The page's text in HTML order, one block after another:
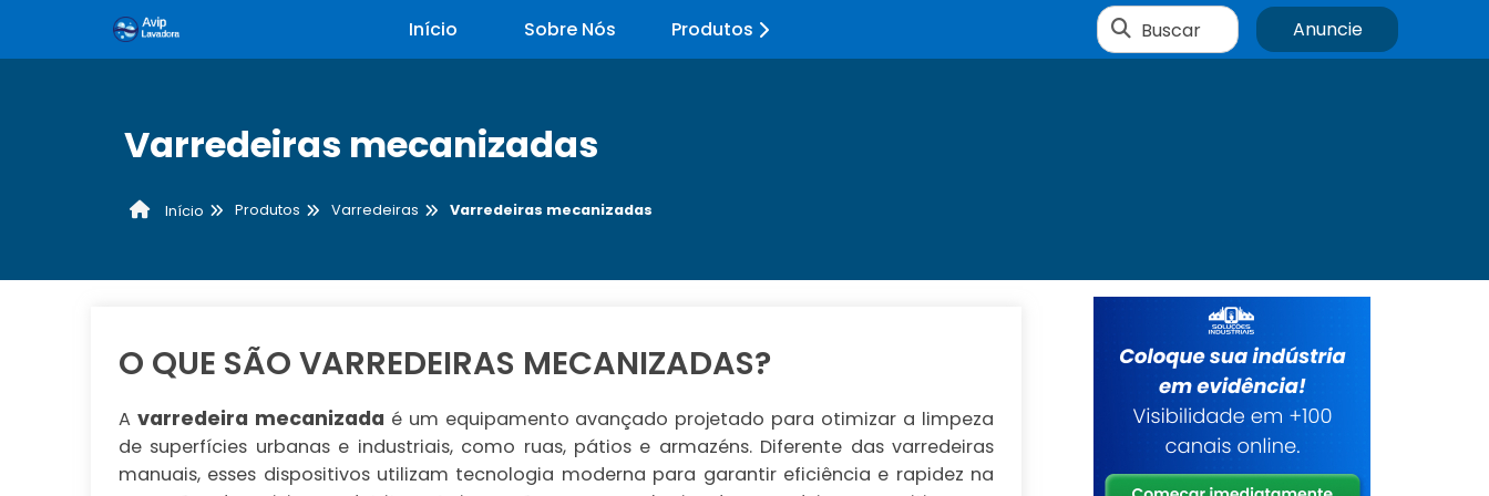
Início Sobre Nós Produtos Buscar Anuncie
Varredeiras mecanizadas
Início Produtos Varredeiras Varredeiras mecanizadas
O QUE SÃO VARREDEIRAS MECANIZADAS?
A varredeira mecanizada é um equipamento avançado projetado para otimizar a limpeza
de superfícies urbanas e industriais, como ruas, pátios e armazéns. Diferente das varredeiras
manuais, esses dispositivos utilizam tecnologia moderna para garantir eficiência e rapidez na